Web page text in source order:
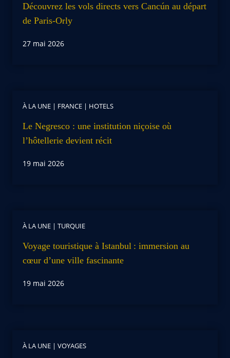
Découvrez les vols directs vers Cancún au départ
de Paris-Orly
27 mai 2026
À LA UNE | FRANCE | HOTELS
Le Negresco : une institution niçoise où
l’hôtellerie devient récit
19 mai 2026
À LA UNE | TURQUIE
Voyage touristique à Istanbul : immersion au
cœur d’une ville fascinante
19 mai 2026
À LA UNE | VOYAGES